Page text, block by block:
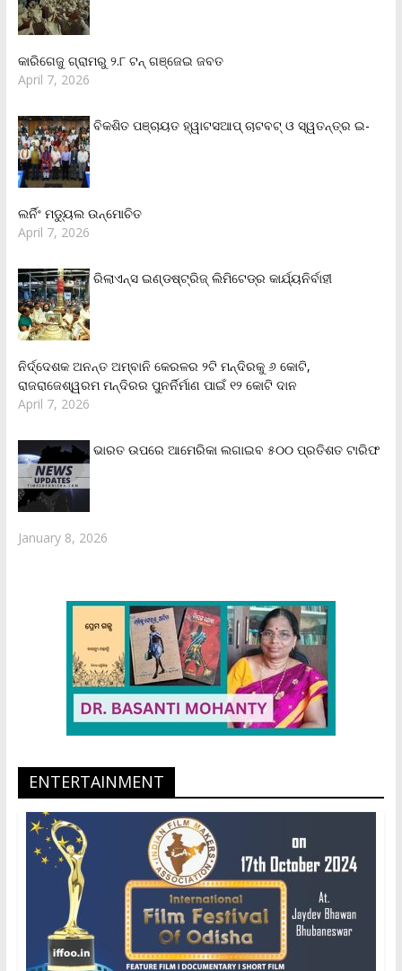
କାରିଗେଜୁ ଗ୍ରାମରୁ ୨.୮ ଟନ୍ ଗଞ୍ଜେଇ ଜବତ
April 7, 2026
ବିକଶିତ ପଞ୍ଚାୟତ ହ୍ୱାଟସଆପ୍ ଚାଟବଟ୍ ଓ ସ୍ୱତନ୍ତ୍ର ଇ-
ଲର୍ନିଂ ମଡ୍ୟୁଲ ଉନ୍ମୋଚିତ
April 7, 2026
ରିଲାଏନ୍‌ସ ଇଣ୍ଡଷ୍ଟ୍ରିଜ୍ ଲିମିଟେଡ୍‌ର କାର୍ଯ୍ୟନିର୍ବାହୀ
ନିର୍ଦ୍ଦେଶକ ଅନନ୍ତ ଅମ୍ବାନି କେରଳର ୨ଟି ମନ୍ଦିରକୁ ୬ କୋଟି,
ରାଜରାଜେଶ୍ୱରମ ମନ୍ଦିରର ପୁନର୍ନିର୍ମାଣ ପାଇଁ ୧୨ କୋଟି ଦାନ
April 7, 2026
ଭାରତ ଉପରେ ଆମେରିକା ଲଗାଇବ ୫୦୦ ପ୍ରତିଶତ ଟାରିଫ
January 8, 2026
ENTERTAINMENT